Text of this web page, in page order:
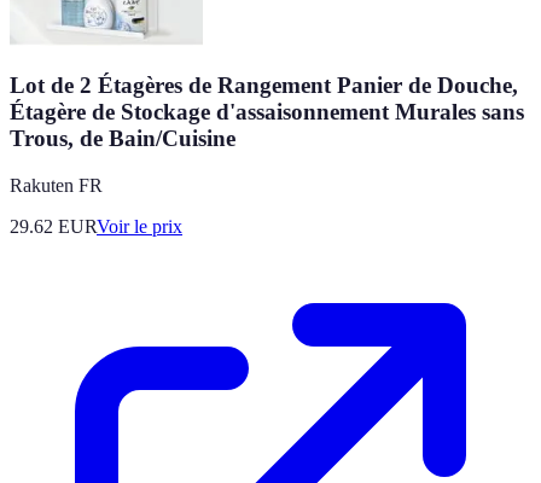
Lot de 2 Étagères de Rangement Panier de Douche,
Étagère de Stockage d'assaisonnement Murales sans
Trous, de Bain/Cuisine
Rakuten FR
29.62 EURVoir le prix